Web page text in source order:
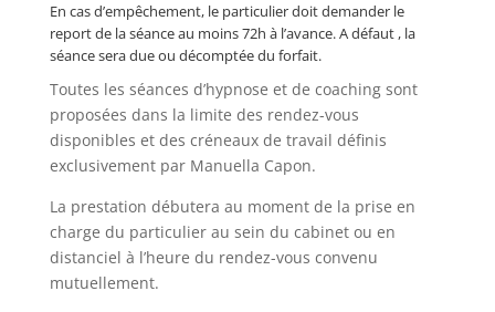
En cas d’empêchement, le particulier doit demander le
report de la séance au moins 72h à l’avance. A défaut , la
séance sera due ou décomptée du forfait.
Toutes les séances d’hypnose et de coaching sont
proposées dans la limite des rendez-vous
disponibles et des créneaux de travail définis
exclusivement par Manuella Capon.
La prestation débutera au moment de la prise en
charge du particulier au sein du cabinet ou en
distanciel à l’heure du rendez-vous convenu
mutuellement.